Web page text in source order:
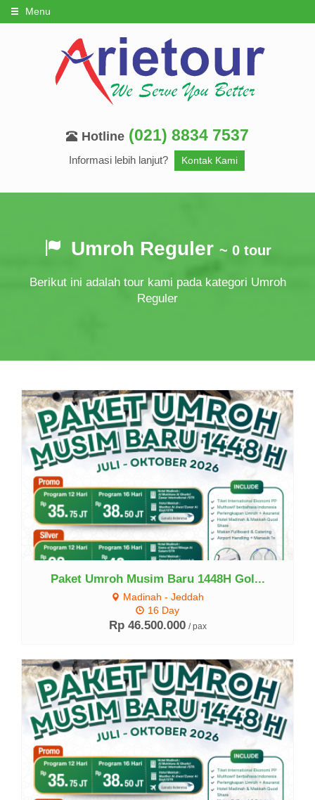
Menu
Hotline (021) 8834 7537
Informasi lebih lanjut? Kontak Kami
Umroh Reguler ~ 0 tour
Berikut ini adalah tour kami pada kategori Umroh
Reguler
Lihat Detail
Paket Umroh Musim Baru 1448H Gol...
Madinah - Jeddah
16 Day
Rp 46.500.000 / pax
Lihat Detail